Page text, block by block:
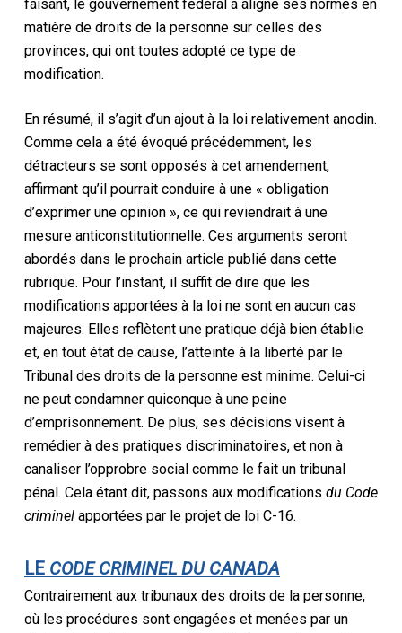
faisant, le gouvernement fédéral a aligné ses normes en
matière de droits de la personne sur celles des
provinces, qui ont toutes adopté ce type de
modification.
En résumé, il s’agit d’un ajout à la loi relativement anodin.
Comme cela a été évoqué précédemment, les
détracteurs se sont opposés à cet amendement,
affirmant qu’il pourrait conduire à une « obligation
d’exprimer une opinion », ce qui reviendrait à une
mesure anticonstitutionnelle. Ces arguments seront
abordés dans le prochain article publié dans cette
rubrique. Pour l’instant, il suffit de dire que les
modifications apportées à la loi ne sont en aucun cas
majeures. Elles reflètent une pratique déjà bien établie
et, en tout état de cause, l’atteinte à la liberté par le
Tribunal des droits de la personne est minime. Celui-ci
ne peut condamner quiconque à une peine
d’emprisonnement. De plus, ses décisions visent à
remédier à des pratiques discriminatoires, et non à
canaliser l’opprobre social comme le fait un tribunal
pénal. Cela étant dit, passons aux modifications du Code
criminelapportées par le projet de loi C-16.
LE CODE CRIMINEL DU CANADA
Contrairement aux tribunaux des droits de la personne,
où les procédures sont engagées et menées par un